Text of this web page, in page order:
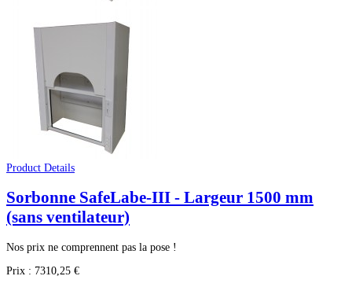
Product Details
Sorbonne SafeLabe-III - Largeur 1500 mm
(sans ventilateur)
Nos prix ne comprennent pas la pose !
Prix : 7310,25 €